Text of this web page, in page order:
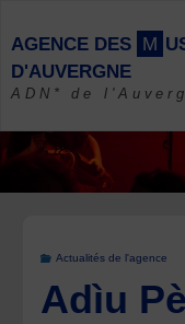
content
AGENCE DES M U
D'AUVERGNE
ADN* de
Actualités de l'agence
Adìu